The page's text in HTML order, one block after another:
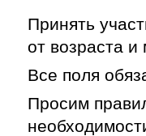
Принять
от возраста
Все поля
Просим